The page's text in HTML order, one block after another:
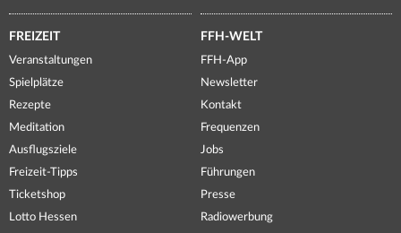
FREIZEIT
Veranstaltungen
Spielplätze
Rezepte
Meditation
Ausflugsziele
Freizeit-Tipps
Ticketshop
Lotto Hessen
FFH-WELT
FFH-App
Newsletter
Kontakt
Frequenzen
Jobs
Führungen
Presse
Radiowerbung